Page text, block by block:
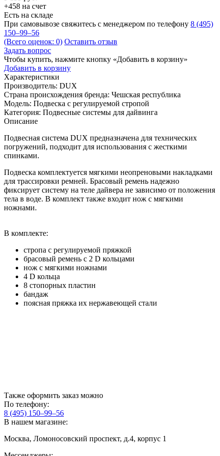
+458 на счет
Есть на складе
При самовывозе свяжитесь с менеджером по телефону 8 (495)
150–99–56
(Всего оценок: 0) Оставить отзыв
Задать вопрос
Чтобы купить, нажмите кнопку «Добавить в корзину»
Добавить в корзину
Характеристики
Производитель: DUX
Страна происхождения бренда: Чешская республика
Модель: Подвеска с регулируемой стропой
Категория: Подвесные системы для дайвинга
Описание
Подвесная система DUX предназначена для технических
погружений, подходит для использования с жесткими
спинками.
Подвеска комплектуется мягкими неопреновыми накладками
для трассировки ремней. Брасовый ремень надежно
фиксирует систему на теле дайвера не зависимо от положения
тела в воде. В комплект также входит нож с мягкими
ножнами.
В комплекте:
стропа с регулируемой пряжкой
брасовый ремень с 2 D кольцами
нож с мягкими ножнами
4 D кольца
8 стопорных пластин
бандаж
поясная пряжка их нержавеющей стали
Также оформить заказ можно
По телефону:
8 (495) 150–99–56
В нашем магазине:
Москва, Ломоносовский проспект, д.4, корпус 1